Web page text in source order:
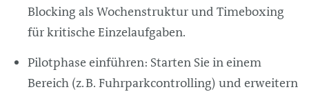
Blocking als Wochenstruktur und Timeboxing
für kritische Einzelaufgaben.
Pilotphase einführen: Starten Sie in einem
Bereich (z. B. Fuhrparkcontrolling) und erweitern